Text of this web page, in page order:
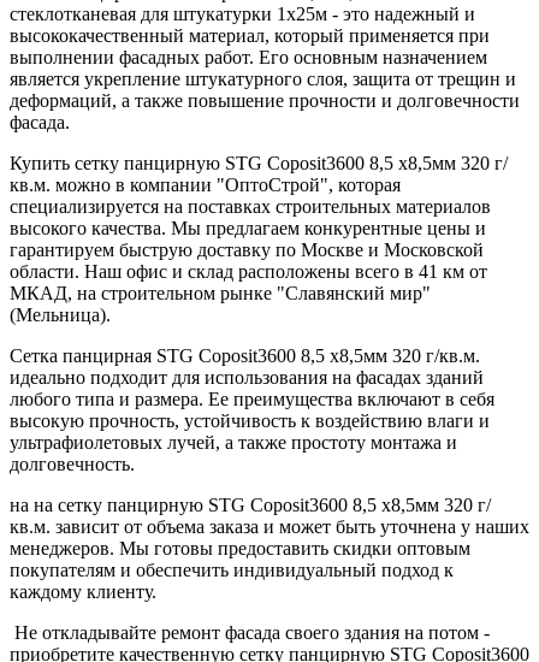
стеклотканевая для штукатурки 1х25м - это надежный и
высококачественный материал, который применяется при
выполнении фасадных работ. Его основным назначением
является укрепление штукатурного слоя, защита от трещин и
деформаций, а также повышение прочности и долговечности
фасада.
Купить сетку панцирную STG Coposit3600 8,5 х8,5мм 320 г/
кв.м. можно в компании "ОптоСтрой", которая
специализируется на поставках строительных материалов
высокого качества. Мы предлагаем конкурентные цены и
гарантируем быструю доставку по Москве и Московской
области. Наш офис и склад расположены всего в 41 км от
МКАД, на строительном рынке "Славянский мир"
(Мельница).
Сетка панцирная STG Coposit3600 8,5 х8,5мм 320 г/кв.м.
идеально подходит для использования на фасадах зданий
любого типа и размера. Ее преимущества включают в себя
высокую прочность, устойчивость к воздействию влаги и
ультрафиолетовых лучей, а также простоту монтажа и
долговечность.
на на сетку панцирную STG Coposit3600 8,5 х8,5мм 320 г/
кв.м. зависит от объема заказа и может быть уточнена у наших
менеджеров. Мы готовы предоставить скидки оптовым
покупателям и обеспечить индивидуальный подход к
каждому клиенту.
Не откладывайте ремонт фасада своего здания на потом -
приобретите качественную сетку панцирную STG Coposit3600